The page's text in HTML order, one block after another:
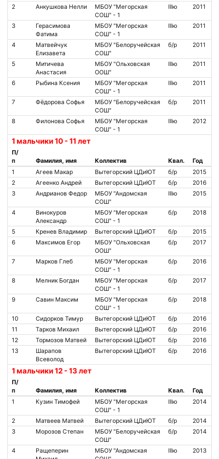
2 Анкушкова Нелли
МБОУ "Мегорская
СОШ" - 1
IIIю 2011
3
Герасимова
Фатима
МБОУ "Мегорская
СОШ" - 1
IIIю 2011
4
Матвейчук
Елизавета
МБОУ "Белоручейская
СОШ"
б/р 2011
5
Митичева
Анастасия
МБОУ "Ольховская
ООШ"
IIIю 2011
6 Рыбина Ксения
МБОУ "Мегорская
СОШ" - 1
IIIю 2011
7 Фёдорова Софья
МБОУ "Белоручейская
СОШ"
б/р 2011
8 Филонова Софья
МБОУ "Мегорская
СОШ" - 1
IIIю 2012
1 мальчики 10 - 11 лет
П/
п
Фамилия, имя Коллектив Квал.
Год
1
Агеев Макар Вытегорский ЦДиЮТ б/р
2015
2
Агеенко Андрей Вытегорский ЦДиЮТ б/р
2016
3
Андрианов Федор
МБОУ "Андомская
СОШ"
IIIю 2015
4
Винокуров
Александр
МБОУ "Мегорская
СОШ" - 1
б/р 2018
5 Кренев Владимир Вытегорский ЦДиЮТ б/р
2015
6
Максимов Егор
МБОУ "Ольховская
ООШ"
б/р 2017
7 Марков Глеб
МБОУ "Мегорская
СОШ" - 1
б/р 2016
8 Мелник Богдан
МБОУ "Мегорская
СОШ" - 1
б/р 2017
9 Савин Максим
МБОУ "Мегорская
СОШ" - 1
б/р 2018
10 Сидорков Тимур Вытегорский ЦДиЮТ б/р
2016
11
Тарков Михаил Вытегорский ЦДиЮТ б/р
2016
12
Тормозов Матвей Вытегорский ЦДиЮТ б/р
2016
13
Шарапов
Всеволод
Вытегорский ЦДиЮТ б/р 2016
1 мальчики 12 - 13 лет
П/
п
Фамилия, имя Коллектив Квал.
Год
1
Кузин Тимофей
МБОУ "Мегорская
СОШ" - 1
IIIю 2014
2 Матвеев Матвей Вытегорский ЦДиЮТ б/р
2014
3
Морозов Степан
МБОУ "Белоручейская
СОШ"
б/р 2014
4
Ращеперин
МБОУ "Андомская
IIIю 2013